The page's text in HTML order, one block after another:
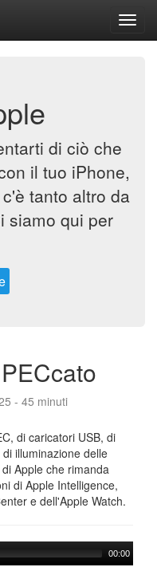
di ciò che
il tuo iPhone,
tanto altro da
siamo qui per
- 45 minuti
di caricatori USB, di
illuminazione delle
Apple che rimanda
di Apple Intelligence,
e dell'Apple Watch.
00:00